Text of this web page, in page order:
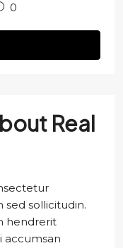
0
Real
sed sollicitudin.
hendrerit
accumsan